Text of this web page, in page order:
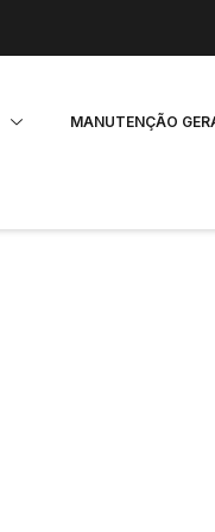
MANUTENÇÃO